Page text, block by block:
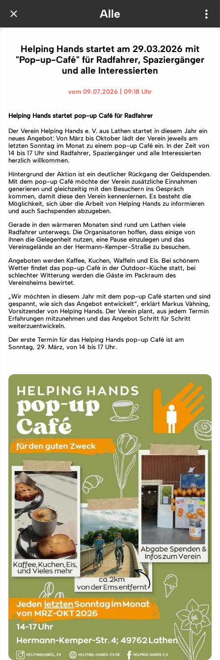
Alle
Helping Hands startet am 29.03.2026 mit
"Pop-up-Café" für Radfahrer, Spaziergänger
und alle Interessierten
vom 09.07.2026 | 09:18 Uhr
Helping Hands startet pop-up Café für Radfahrer
Der Verein Helping Hands e. V. aus Lathen startet in diesem Jahr ein
neues Angebot: Von März bis Oktober lädt der Verein jeweils am
letzten Sonntag im Monat zu einem pop-up Café ein. In der Zeit von
14 bis 17 Uhr sind Radfahrer, Spaziergänger und alle Interessierten
herzlich willkommen.
Hintergrund der Aktion ist ein deutlicher Rückgang der Geldspenden.
Mit dem pop-up Café möchte der Verein zusätzliche Einnahmen
generieren und gleichzeitig mit den Besuchern ins Gespräch
kommen, damit diese den Verein kennenlernen. Es besteht die
Möglichkeit, sich über die Arbeit von Helping Hands zu informieren
und auch Sachspenden abzugeben.
Gerade in den wärmeren Monaten sind rund um Lathen viele
Radfahrer unterwegs. Die Organisatoren hoffen, dass einige von
ihnen die Gelegenheit nutzen, eine Pause einzulegen und das
Vereinsgelände an der Hermann-Kemper-Straße zu besuchen.
Angeboten werden Kaffee, Kuchen, Waffeln und Eis. Bei schönem
Wetter findet das pop-up Café in der Outdoor-Küche statt, bei
schlechter Witterung werden die Gäste im Packraum des
Vereinsheims bewirtet.
„Wir möchten in diesem Jahr mit dem pop-up Café starten und sind
gespannt, wie sich das Angebot entwickelt“, erklärt Markus Vähning,
Vorsitzender von Helping Hands. Der Verein plant, aus jedem Termin
Erfahrungen mitzunehmen und das Angebot Schritt für Schritt
weiterzuentwickeln.
Der erste Termin für das Helping Hands pop-up Café ist am
Sonntag, 29. März, von 14 bis 17 Uhr.